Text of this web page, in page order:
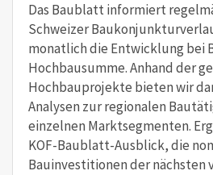
Das Baublatt informiert
Schweizer
monatlich die Entwicklung bei
Hochbausumme. Anhand der
Hochbauprojekte bieten wir
Analysen zur regionalen
einzelnen Marktsegmenten.
KOF-Baublatt-Ausblick, die
Bauinvestitionen der nächsten